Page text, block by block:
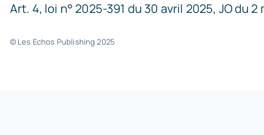
Art. 4, loi n° 2025-391 du 30 avril 2025, JO du 2
© Les Echos Publishing 2025